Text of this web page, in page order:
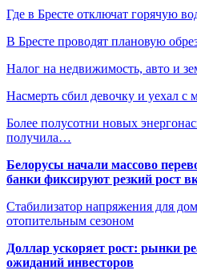
Где в Бресте отключат горячую
В Бресте проводят плановую
Налог на недвижимость, авто и
Насмерть сбил девочку и уехал
Более полусотни новых
получила…
Белорусы начали массово
банки фиксируют резкий рост
Стабилизатор напряжения для
отопительным сезоном
Доллар ускоряет рост: рынки
ожиданий инвесторов